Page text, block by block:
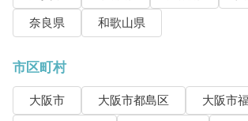
奈良県
和歌山県
市区町村
大阪市 大阪市都島区
大阪市